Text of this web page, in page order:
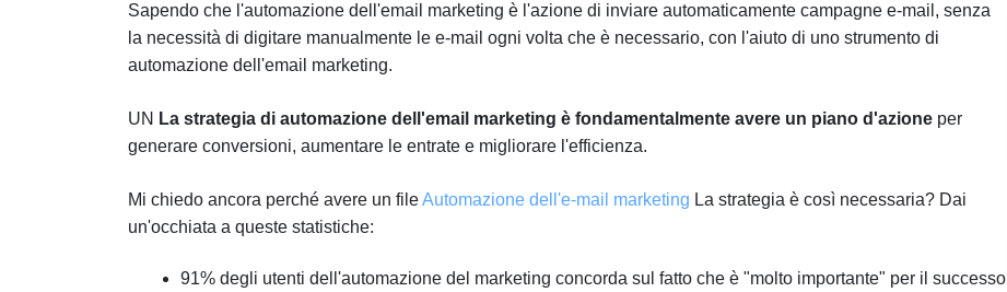
Sapendo che l'automazione dell'email marketing è l'azione di inviare automaticamente campagne e-mail, senza
la necessità di digitare manualmente le e-mail ogni volta che è necessario, con l'aiuto di uno strumento di
automazione dell'email marketing.
UN La strategia di automazione dell'email marketing è fondamentalmente avere un piano d'azione per
generare conversioni, aumentare le entrate e migliorare l'efficienza.
Mi chiedo ancora perché avere un fileAutomazione dell'e-mail marketing La strategia è così necessaria? Dai
un'occhiata a queste statistiche:
91% degli utenti dell'automazione del marketing concorda sul fatto che è "molto importante" per il successo